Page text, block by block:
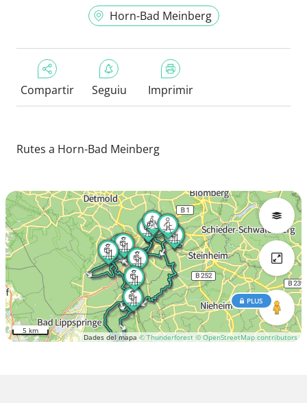
Horn-Bad Meinberg
Compartir Seguiu Imprimir
Rutes a Horn-Bad Meinberg
Dades del mapa© Thunderforest © OpenStreetMap contributors
PLUS
5 km